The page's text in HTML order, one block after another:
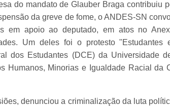
do mandato de Glauber Braga contribuiu
da greve de fome, o ANDES-SN
em apoio ao deputado, em atos no
Um deles foi o protesto "Estudantes
dos Estudantes (DCE) da Universidade
Humanos, Minorias e Igualdade Racial da
denunciou a criminalização da luta